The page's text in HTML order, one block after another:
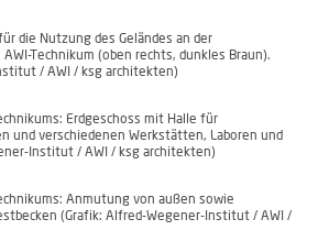
die Nutzung des Geländes an der
Technikum (oben rechts, dunkles Braun).
/ AWI / ksg architekten)
Erdgeschoss mit Halle für
und verschiedenen Werkstätten, Laboren und
Institut / AWI / ksg architekten)
Anmutung von außen sowie
(Grafik: Alfred-Wegener-Institut / AWI /